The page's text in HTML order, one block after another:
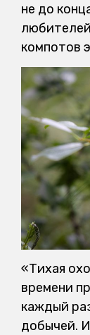
не до
компотов
«Тихая
времени
каждый
добычей.